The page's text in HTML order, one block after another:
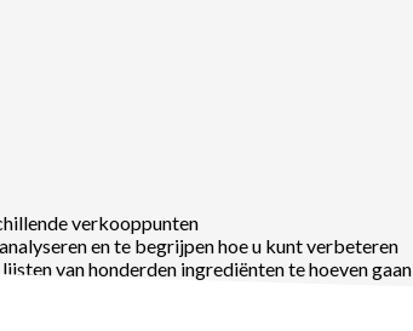
verkooppunten
en te begrijpen hoe u kunt verbeteren
van honderden ingrediënten te hoeven gaan